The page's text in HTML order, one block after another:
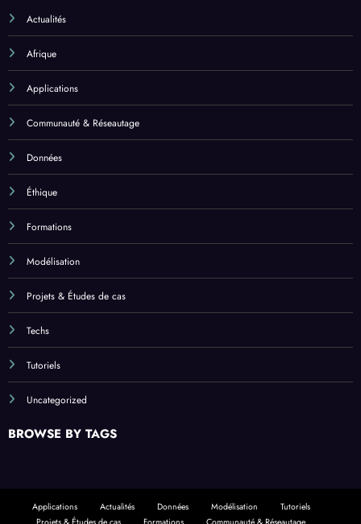
Actualités
Afrique
Applications
Communauté & Réseautage
Données
Éthique
Formations
Modélisation
Projets & Études de cas
Techs
Tutoriels
Uncategorized
BROWSE BY TAGS
Applications Actualités Données Modélisation
Tutoriels